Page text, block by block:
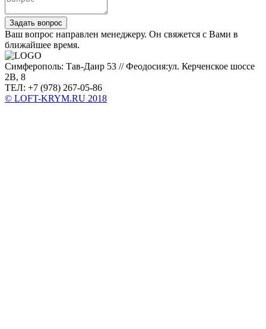
Задать вопрос
Ваш вопрос направлен менеджеру. Он свяжется с Вами в
ближайшее время.
Симферополь: Тав-Даир 53 // Феодосия:ул. Керченское шоссе
2В, 8
ТЕЛ: +7 (978) 267-05-86
© LOFT-KRYM.RU 2018